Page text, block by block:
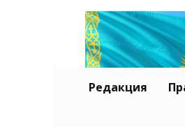
Редакция